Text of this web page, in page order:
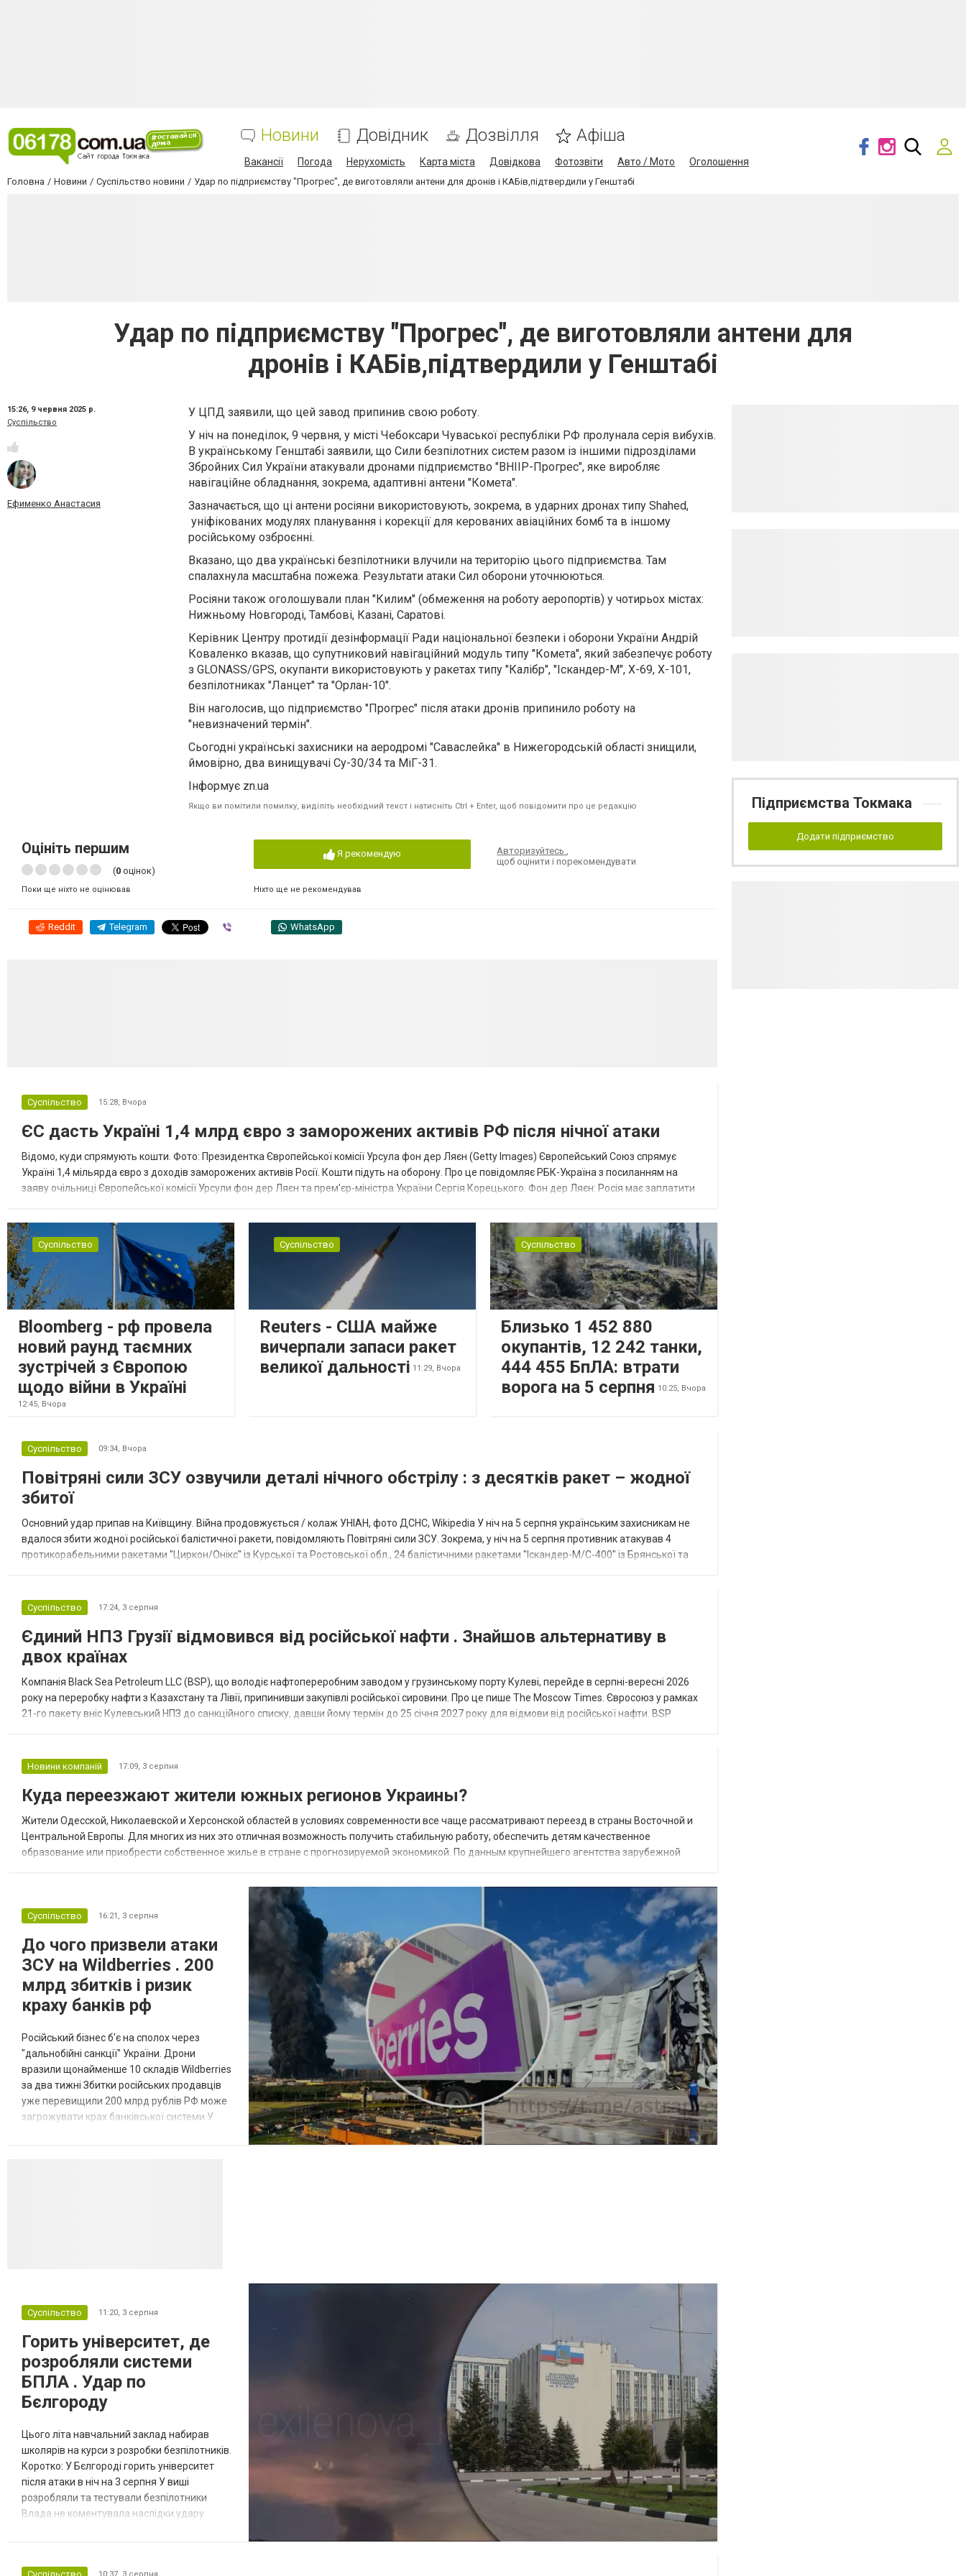
Новини Довідник Дозвілля Афіша
Вакансії Погода Нерухомість Карта міста Довідкова Фотозвіти Авто / Мото Оголошення
Головна Новини Суспільство новини Удар по підприємству "Прогрес", де виготовляли антени для дронів і КАБів,підтвердили у Генштабі
Удар по підприємству "Прогрес", де виготовляли антени для
дронів і КАБів,підтвердили у Генштабі
15:26, 9 червня 2025 р.
Суспільство
Ефименко Анастасия
У ЦПД заявили, що цей завод припинив свою роботу.
У ніч на понеділок, 9 червня, у місті Чебоксари Чуваської республіки РФ пролунала серія вибухів.
В українському Генштабі заявили, що Сили безпілотних систем разом із іншими підрозділами
Збройних Сил України атакували дронами підприємство "ВНІІР-Прогрес", яке виробляє
навігаційне обладнання, зокрема, адаптивні антени "Комета".
Зазначається, що ці антени росіяни використовують, зокрема, в ударних дронах типу Shahed,
уніфікованих модулях планування і корекції для керованих авіаційних бомб та в іншому
російському озброєнні.
Вказано, що два українські безпілотники влучили на територію цього підприємства. Там
спалахнула масштабна пожежа. Результати атаки Сил оборони уточнюються.
Росіяни також оголошували план "Килим" (обмеження на роботу аеропортів) у чотирьох містах:
Нижньому Новгороді, Тамбові, Казані, Саратові.
Керівник Центру протидії дезінформації Ради національної безпеки і оборони України Андрій
Коваленко вказав, що супутниковий навігаційний модуль типу "Комета", який забезпечує роботу
з GLONASS/GPS, окупанти використовують у ракетах типу "Калібр", "Іскандер-М", Х-69, Х-101,
безпілотниках "Ланцет" та "Орлан-10".
Він наголосив, що підприємство "Прогрес" після атаки дронів припинило роботу на
"невизначений термін".
Сьогодні українські захисники на аеродромі "Саваслейка" в Нижегородській області знищили,
ймовірно, два винищувачі Су-30/34 та МіГ-31.
Інформує zn.ua
Якщо ви помітили помилку, виділіть необхідний текст і натисніть Ctrl + Enter, щоб повідомити про це редакцію
Оцініть першим
(0 оцінок)
Поки ще ніхто не оцінював
Я рекомендую
Ніхто ще не рекомендував
Авторизуйтесь,
щоб оцінити і порекомендувати
Reddit Telegram WhatsApp
Суспільство 15:28, Вчора
ЄС дасть Україні 1,4 млрд євро з заморожених активів РФ після нічної атаки
Відомо, куди спрямують кошти. Фото: Президентка Європейської комісії Урсула фон дер Ляєн (Getty Images) Європейський Союз спрямує
Україні 1,4 мільярда євро з доходів заморожених активів Росії. Кошти підуть на оборону. Про це повідомляє РБК-Україна з посиланням на
заяву очільниці Європейської комісії Урсули фон дер Ляєн та прем'єр-міністра України Сергія Корецького. Фон дер Ляєн: Росія має заплатити
Суспільство
Bloomberg - рф провела
новий раунд таємних
зустрічей з Європою
щодо війни в Україні
12:45, Вчора
Суспільство
Reuters - США майже
вичерпали запаси ракет
великої дальності 11:29, Вчора
Суспільство
Близько 1 452 880
окупантів, 12 242 танки,
444 455 БпЛА: втрати
ворога на 5 серпня 10:25, Вчора
Суспільство 09:34, Вчора
Повітряні сили ЗСУ озвучили деталі нічного обстрілу : з десятків ракет – жодної
збитої
Основний удар припав на Київщину. Війна продовжується / колаж УНІАН, фото ДСНС, Wikipedia У ніч на 5 серпня українським захисникам не
вдалося збити жодної російської балістичної ракети, повідомляють Повітряні сили ЗСУ. Зокрема, у ніч на 5 серпня противник атакував 4
протикорабельними ракетами "Циркон/Онікс" із Курської та Ростовської обл., 24 балістичними ракетами "Іскандер-М/С-400" із Брянської та
Суспільство 17:24, 3 серпня
Єдиний НПЗ Грузії відмовився від російської нафти . Знайшов альтернативу в
двох країнах
Компанія Black Sea Petroleum LLC (BSP), що володіє нафтопереробним заводом у грузинському порту Кулеві, перейде в серпні-вересні 2026
року на переробку нафти з Казахстану та Лівії, припинивши закупівлі російської сировини. Про це пише The Moscow Times. Євросоюз у рамках
21-го пакету вніс Кулевський НПЗ до санкційного списку, давши йому термін до 25 січня 2027 року для відмови від російської нафти. BSP
Новини компаній 17:09, 3 серпня
Куда переезжают жители южных регионов Украины?
Жители Одесской, Николаевской и Херсонской областей в условиях современности все чаще рассматривают переезд в страны Восточной и
Центральной Европы. Для многих из них это отличная возможность получить стабильную работу, обеспечить детям качественное
образование или приобрести собственное жилье в стране с прогнозируемой экономикой. По данным крупнейшего агентства зарубежной
Суспільство 16:21, 3 серпня
До чого призвели атаки
ЗСУ на Wildberries . 200
млрд збитків і ризик
краху банків рф
Російський бізнес б'є на сполох через
"дальнобійні санкції" України. Дрони
вразили щонайменше 10 складів Wildberries
за два тижні Збитки російських продавців
уже перевищили 200 млрд рублів РФ може
загрожувати крах банківської системи У
Суспільство 11:20, 3 серпня
Горить університет, де
розробляли системи
БПЛА . Удар по
Бєлгороду
Цього літа навчальний заклад набирав
школярів на курси з розробки безпілотників.
Коротко: У Бєлгороді горить університет
після атаки в ніч на 3 серпня У виші
розробляли та тестували безпілотники
Влада не коментувала наслідки удару
10:37, 3 серпня
Підприємства Токмака
Додати підприємство